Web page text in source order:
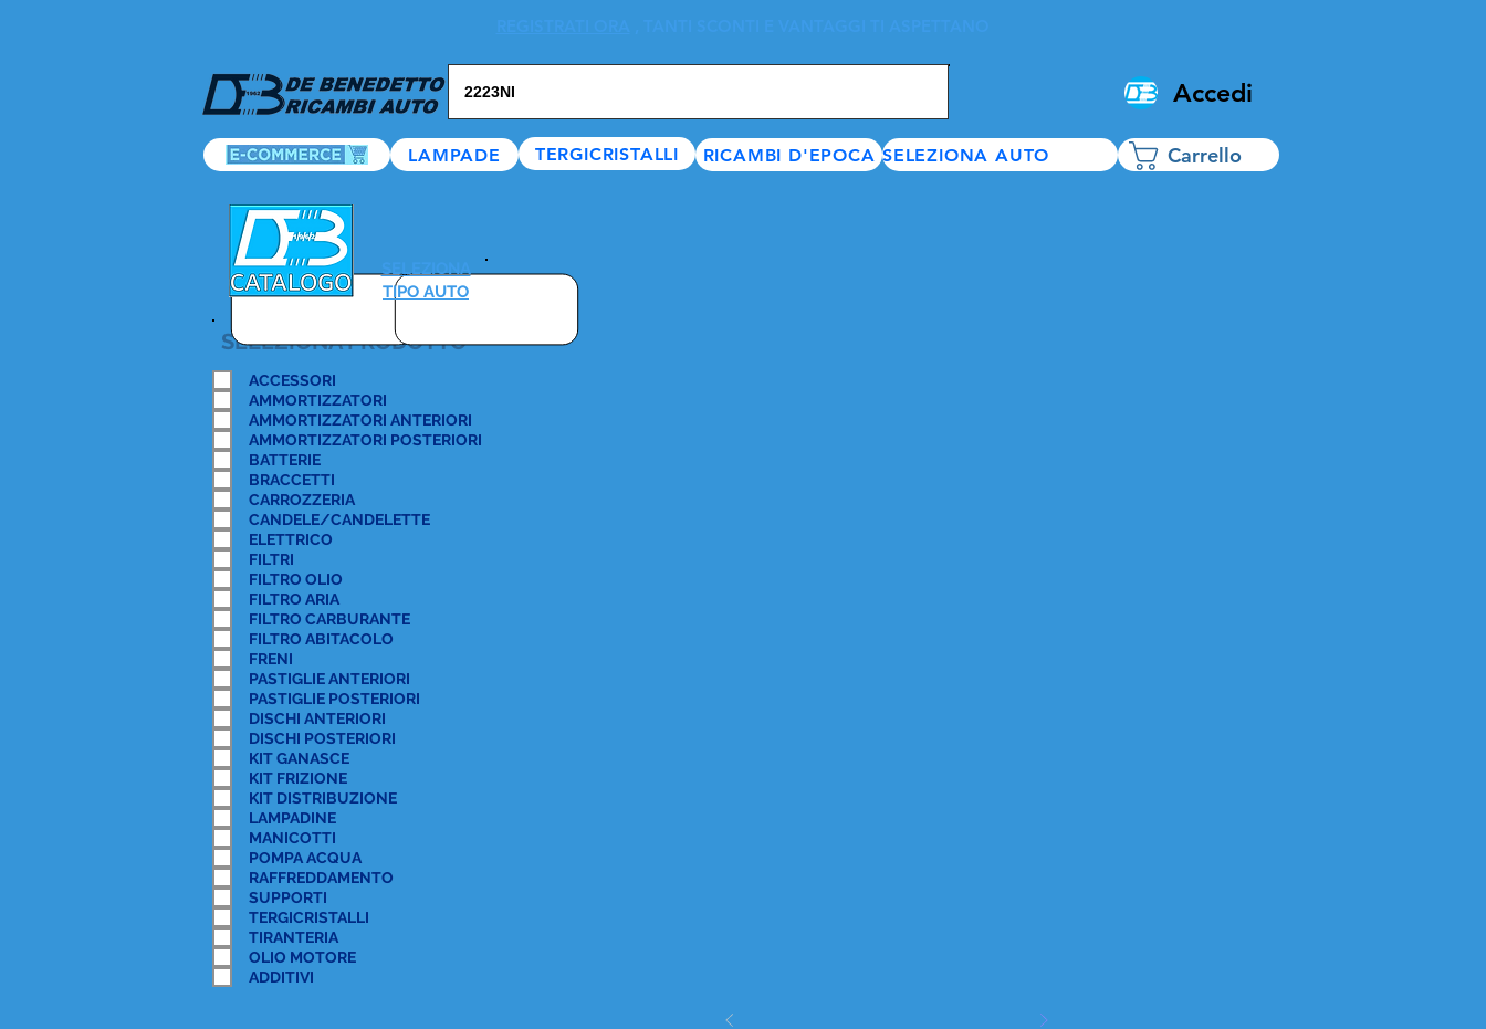
LAMPADE TERGICRISTALLI RICAMBI D'EPOCA SELEZIONA AUTO
Accedi
Carrello
SELEZIONA PRODOTTO
ACCESSORI
AMMORTIZZATORI
AMMORTIZZATORI ANTERIORI
AMMORTIZZATORI POSTERIORI
BATTERIE
BRACCETTI
CARROZZERIA
CANDELE/CANDELETTE
ELETTRICO
FILTRI
FILTRO OLIO
FILTRO ARIA
FILTRO CARBURANTE
FILTRO ABITACOLO
FRENI
PASTIGLIE ANTERIORI
PASTIGLIE POSTERIORI
DISCHI ANTERIORI
DISCHI POSTERIORI
KIT GANASCE
KIT FRIZIONE
KIT DISTRIBUZIONE
LAMPADINE
MANICOTTI
POMPA ACQUA
RAFFREDDAMENTO
SUPPORTI
TERGICRISTALLI
TIRANTERIA
OLIO MOTORE
ADDITIVI
SELEZIONA
TIPO AUTO